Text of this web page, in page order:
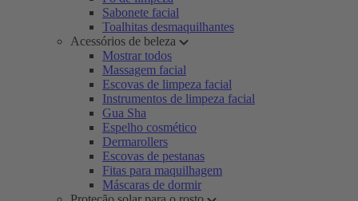
Sabonete facial
Toalhitas desmaquilhantes
Acessórios de beleza
Mostrar todos
Massagem facial
Escovas de limpeza facial
Instrumentos de limpeza facial
Gua Sha
Espelho cosmético
Dermarollers
Escovas de pestanas
Fitas para maquilhagem
Máscaras de dormir